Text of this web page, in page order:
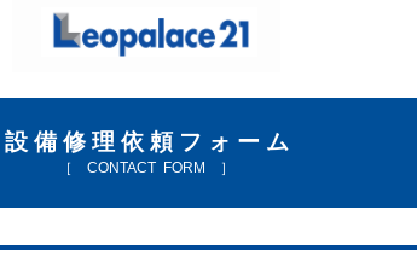
設 備 修 理 依 頼 フ ォ ー ム
［ CONTACT FORM ］